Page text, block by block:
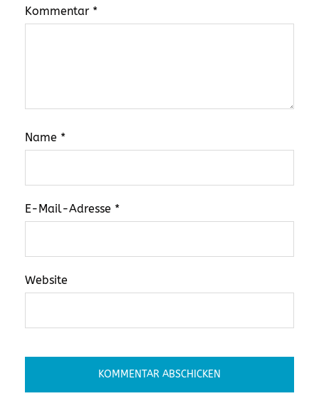
Kommentar *
Name *
E-Mail-Adresse *
Website